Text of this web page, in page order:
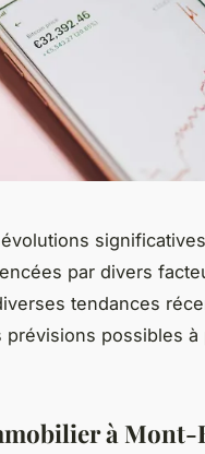
par divers
tendances
possibles à
à